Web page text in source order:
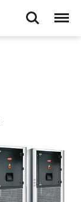
Search Menu